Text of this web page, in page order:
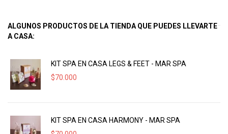
ALGUNOS PRODUCTOS DE LA TIENDA QUE PUEDES LLEVARTE
A CASA:
KIT SPA EN CASA LEGS & FEET - MAR SPA
$70.000
KIT SPA EN CASA HARMONY - MAR SPA